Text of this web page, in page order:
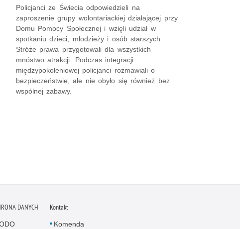
Policjanci ze Świecia odpowiedzieli na
zaproszenie grupy wolontariackiej działającej przy
Domu Pomocy Społecznej i wzięli udział w
spotkaniu dzieci, młodzieży i osób starszych.
Stróże prawa przygotowali dla wszystkich
mnóstwo atrakcji. Podczas integracji
międzypokoleniowej policjanci rozmawiali o
bezpieczeństwie, ale nie obyło się również bez
wspólnej zabawy.
DANYCH Kontakt
Komenda